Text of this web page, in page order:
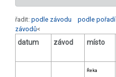
řadit: podle závodu podle pořadí
závodů<
datum závod místo
Řeka